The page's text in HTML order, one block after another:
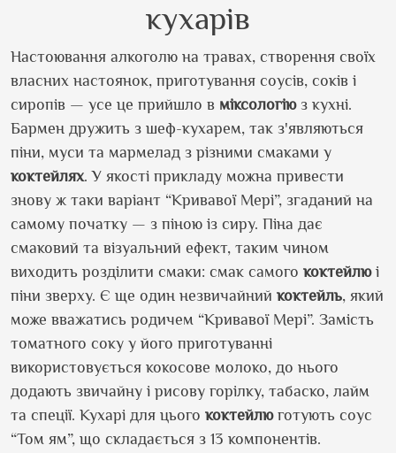
кухарів
Настоювання алкоголю на травах, створення своїх
власних настоянок, приготування соусів, соків і
сиропів — усе це прийшло в міксологіюз кухні.
Бармен дружить з шеф-кухарем, так з'являються
піни, муси та мармелад з різними смаками у
коктейлях. У якості прикладу можна привести
знову ж таки варіант “Кривавої Мері”, згаданий на
самому початку — з піною із сиру. Піна дає
смаковий та візуальний ефект, таким чином
виходить розділити смаки: смак самого коктейлюі
піни зверху. Є ще один незвичайний коктейль, який
може вважатись родичем “Кривавої Мері”. Замість
томатного соку у його приготуванні
використовується кокосове молоко, до нього
додають звичайну і рисову горілку, табаско, лайм
та спеції. Кухарі для цього коктейлюготують соус
“Том ям”, що складається з 13 компонентів.